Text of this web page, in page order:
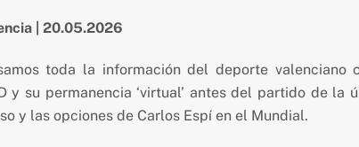
| 20.05.2026
toda la información del deporte
y su permanencia ‘virtual’ antes del partido de
y las opciones de Carlos Espí en el Mundial.